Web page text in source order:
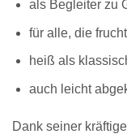
als Begleiter zu
für alle, die
heiß als
auch leicht
Dank seiner